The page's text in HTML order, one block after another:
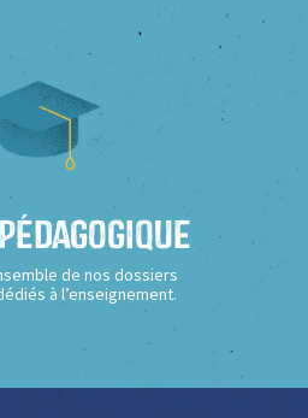
de nos dossiers
à l’enseignement.